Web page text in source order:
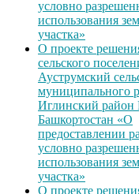
условно
использования
участка»
О проекте
сельского
Ауструмский
муниципального
Иглинский район
Башкортостан «О
предоставлении
условно
использования
участка»
О проекте